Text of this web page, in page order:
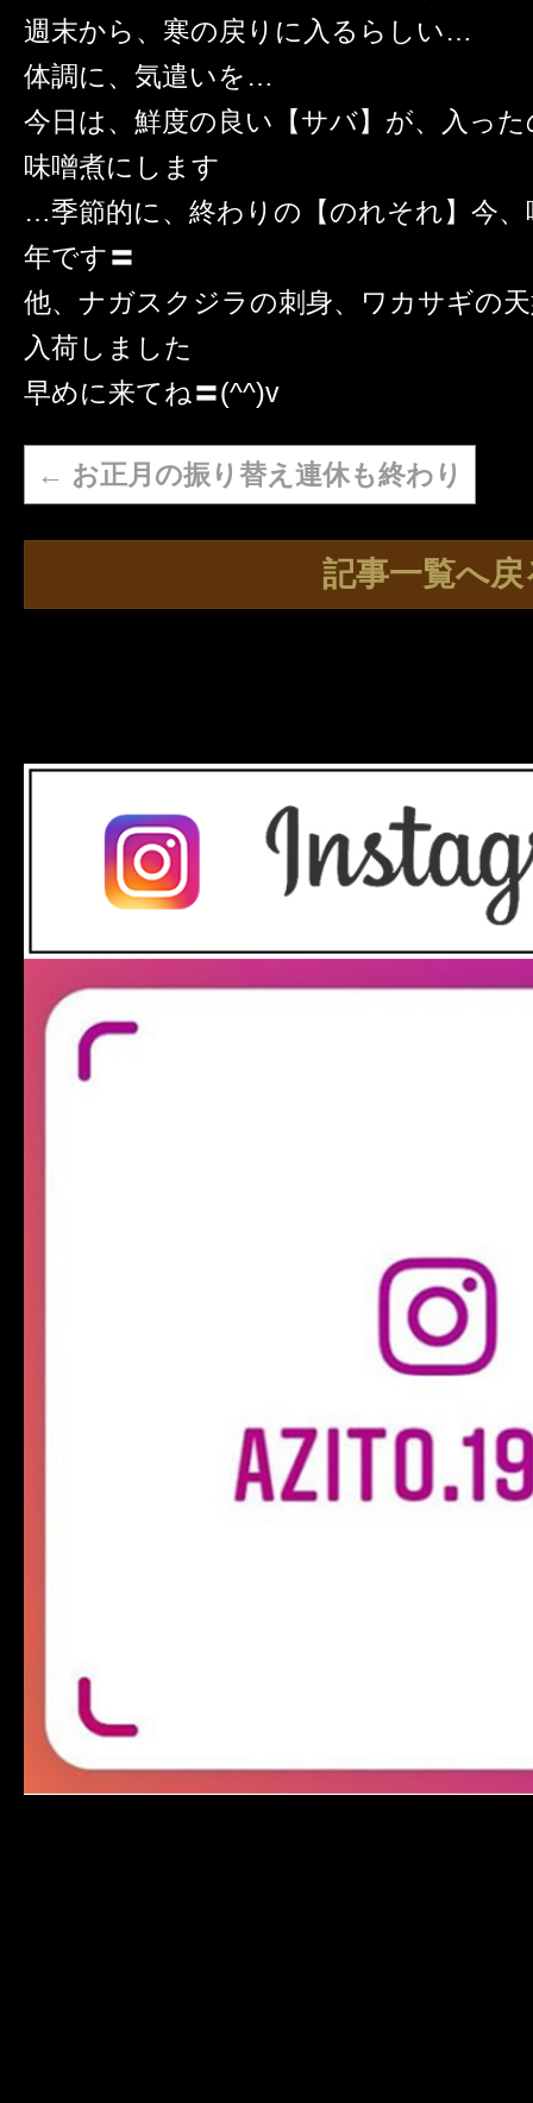
週末から、寒の戻りに入るらしい…
体調に、気遣いを…
今日は、鮮度の良い【サバ】が、入っ
味噌煮にします
…季節的に、終わりの【のれそれ】今
年です〓
他、ナガスクジラの刺身、ワカサギの
入荷しました
早めに来てね〓(^^)v
← お正月の振り替え連休も終わり
記事一覧へ戻